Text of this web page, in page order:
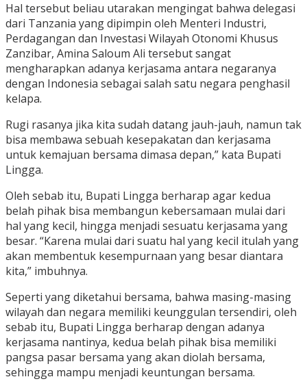
Hal tersebut beliau utarakan mengingat bahwa delegasi
dari Tanzania yang dipimpin oleh Menteri Industri,
Perdagangan dan Investasi Wilayah Otonomi Khusus
Zanzibar, Amina Saloum Ali tersebut sangat
mengharapkan adanya kerjasama antara negaranya
dengan Indonesia sebagai salah satu negara penghasil
kelapa.
Rugi rasanya jika kita sudah datang jauh-jauh, namun tak
bisa membawa sebuah kesepakatan dan kerjasama
untuk kemajuan bersama dimasa depan,” kata Bupati
Lingga.
Oleh sebab itu, Bupati Lingga berharap agar kedua
belah pihak bisa membangun kebersamaan mulai dari
hal yang kecil, hingga menjadi sesuatu kerjasama yang
besar. “Karena mulai dari suatu hal yang kecil itulah yang
akan membentuk kesempurnaan yang besar diantara
kita,” imbuhnya.
Seperti yang diketahui bersama, bahwa masing-masing
wilayah dan negara memiliki keunggulan tersendiri, oleh
sebab itu, Bupati Lingga berharap dengan adanya
kerjasama nantinya, kedua belah pihak bisa memiliki
pangsa pasar bersama yang akan diolah bersama,
sehingga mampu menjadi keuntungan bersama.